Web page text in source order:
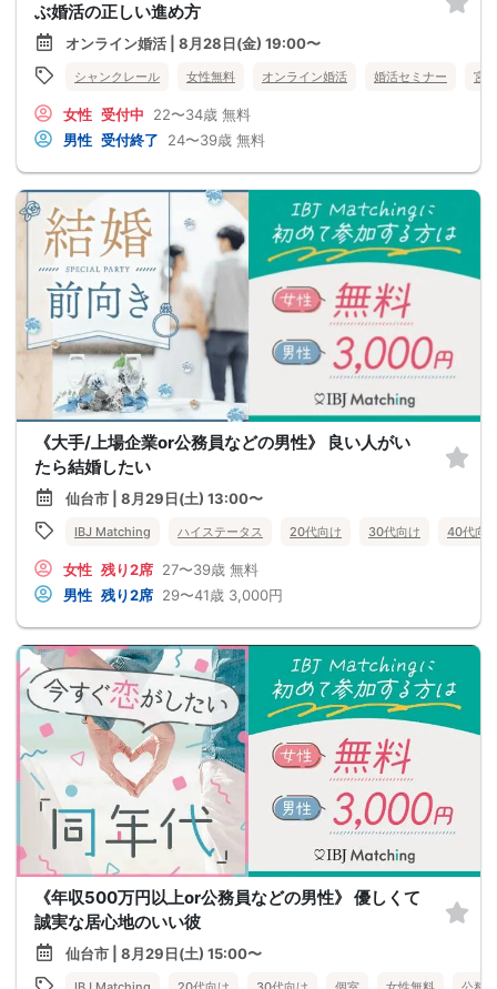
ぶ婚活の正しい進め方
オンライン婚活 | 8月28日(金) 19:00〜
シャンクレール 女性無料 オンライン婚活 婚活セミナー 宮
女性 受付中 22〜34歳 無料
男性 受付終了 24〜39歳 無料
《大手/上場企業or公務員などの男性》 良い人がい
たら結婚したい
仙台市 | 8月29日(土) 13:00〜
IBJ Matching ハイステータス 20代向け 30代向け 40代向
女性 残り2席 27〜39歳 無料
男性 残り2席 29〜41歳 3,000円
《年収500万円以上or公務員などの男性》 優しくて
誠実な居心地のいい彼
仙台市 | 8月29日(土) 15:00〜